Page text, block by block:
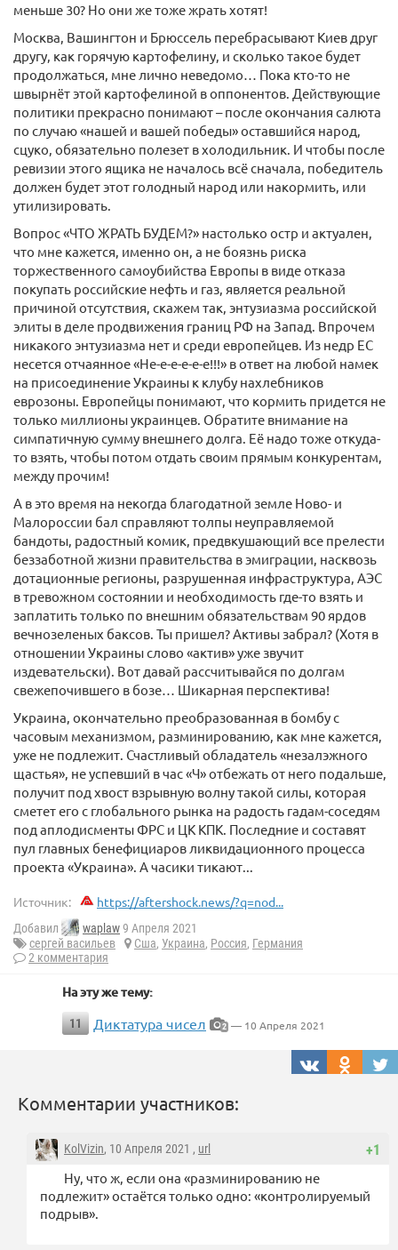
меньше 30? Но они же тоже жрать хотят!
Москва, Вашингтон и Брюссель перебрасывают Киев друг
другу, как горячую картофелину, и сколько такое будет
продолжаться, мне лично неведомо… Пока кто-​то не
швырнёт этой картофелиной в оппонентов. Действующие
политики прекрасно понимают – после окончания салюта
по случаю «нашей и вашей победы» оставшийся народ,
сцуко, обязательно полезет в холодильник. И чтобы после
ревизии этого ящика не началось всё сначала, победитель
должен будет этот голодный народ или накормить, или
утилизировать.
Вопрос «ЧТО ЖРАТЬ БУДЕМ?» настолько остр и актуален,
что мне кажется, именно он, а не боязнь риска
торжественного самоубийства Европы в виде отказа
покупать российские нефть и газ, является реальной
причиной отсутствия, скажем так, энтузиазма российской
элиты в деле продвижения границ РФ на Запад. Впрочем
никакого энтузиазма нет и среди европейцев. Из недр ЕС
несется отчаянное «Не-​е-е-е-е-е!!!» в ответ на любой намек
на присоединение Украины к клубу нахлебников
еврозоны. Европейцы понимают, что кормить придется не
только миллионы украинцев. Обратите внимание на
симпатичную сумму внешнего долга. Её надо тоже откуда-​
то взять, чтобы потом отдать своим прямым конкурентам,
между прочим!
А в это время на некогда благодатной земле Ново- и
Малороссии бал справляют толпы неуправляемой
бандоты, радостный комик, предвкушающий все прелести
беззаботной жизни правительства в эмиграции, насквозь
дотационные регионы, разрушенная инфраструктура, АЭС
в тревожном состоянии и необходимость где-​то взять и
заплатить только по внешним обязательствам 90 ярдов
вечнозеленых баксов. Ты пришел? Активы забрал? (Хотя в
отношении Украины слово «актив» уже звучит
издевательски). Вот давай рассчитывайся по долгам
свежепочившего в бозе… Шикарная перспектива!
Украина, окончательно преобразованная в бомбу с
часовым механизмом, разминированию, как мне кажется,
уже не подлежит. Счастливый обладатель «незалэжного
щастья», не успевший в час «Ч» отбежать от него подальше,
получит под хвост взрывную волну такой силы, которая
сметет его с глобального рынка на радость гадам-​соседям
под аплодисменты ФРС и ЦК КПК. Последние и составят
пул главных бенефициаров ликвидационного процесса
проекта «Украина». А часики тикают...
Источник: https://aftershock.news/?q=nod...
Добавил waplaw9 Апреля 2021
сергей васильев
Сша, Украина, Россия, Германия
2 комментария
На эту же тему:
11 Диктатура чисел 2 — 10 Апреля 2021
Комментарии участников:
+1
KolVizin, 10 Апреля 2021 , url
Ну, что ж, если она «разминированию не
подлежит» остаётся только одно: «контролируемый
подрыв».